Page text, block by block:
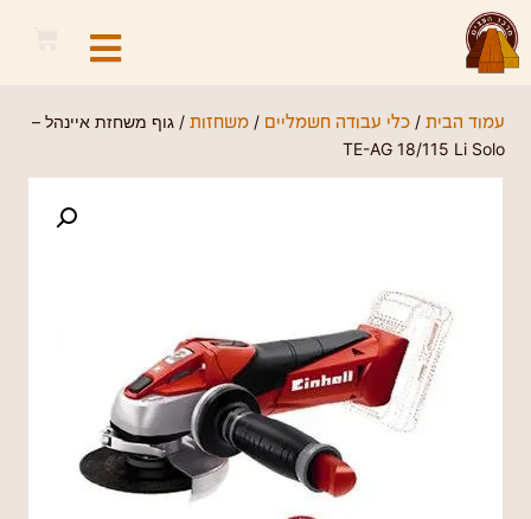
עמוד הבית /כלי עבודה חשמליים /משחזות / גוף משחזת איינהל –
TE-AG 18/115 Li Solo